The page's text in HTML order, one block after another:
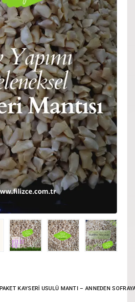
PAKET KAYSERI USULÜ MANTI – ANNEDEN